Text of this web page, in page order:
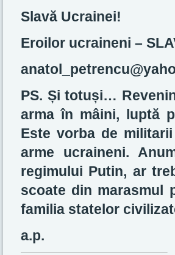
Slavă Ucrainei!
Eroilor ucraineni –
PS. Și totuși…
arma în mâini, luptă
Este vorba de
arme ucraineni.
regimului Putin, ar
scoate din marasmul
familia statelor
a.p.